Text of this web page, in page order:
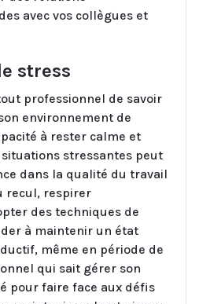
avec vos collègues et
stress
professionnel de savoir
environnement de
à rester calme et
stressantes peut
dans la qualité du travail
recul, respirer
des techniques de
à maintenir un état
même en période de
qui sait gérer son
pour faire face aux défis